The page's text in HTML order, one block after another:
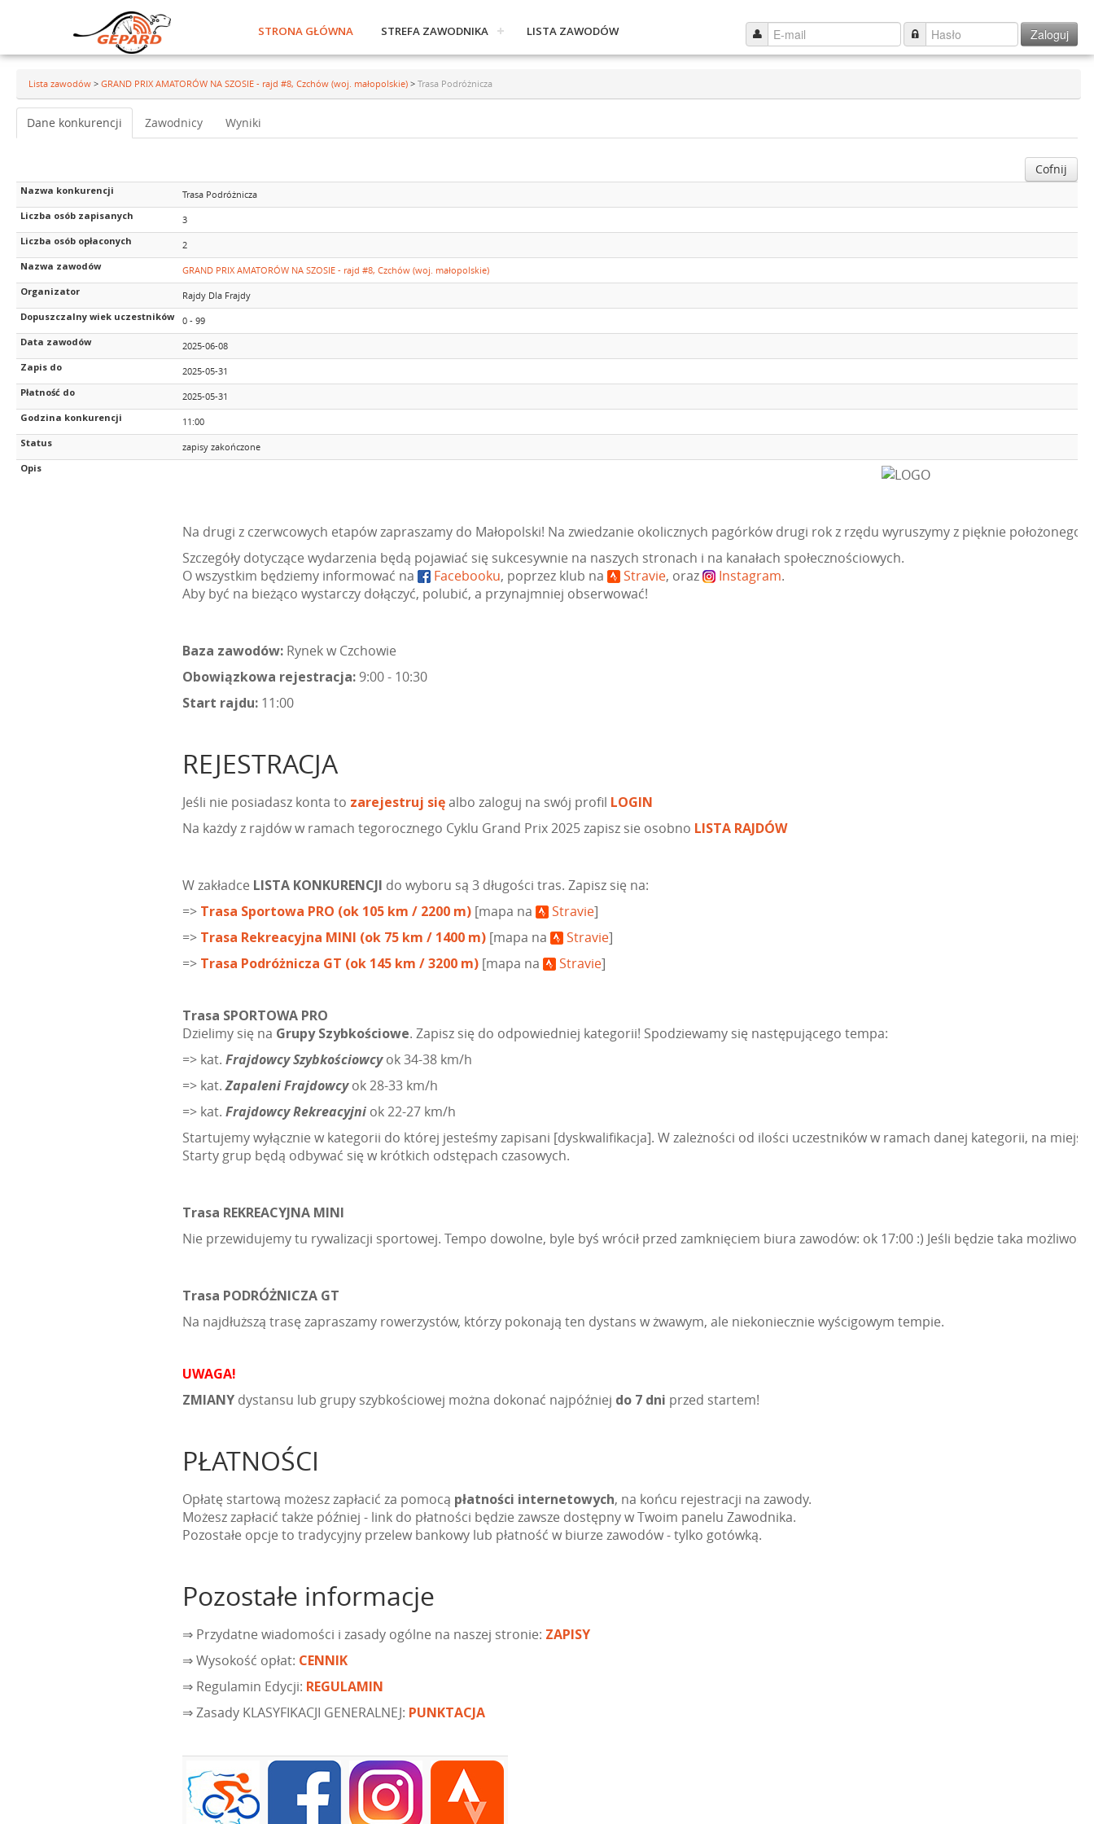
Zaloguj
STRONA GŁÓWNA STREFA ZAWODNIKA LISTA ZAWODÓW
Lista zawodów > GRAND PRIX AMATORÓW NA SZOSIE - rajd #8, Czchów (woj. małopolskie) > Trasa Podróżnicza
Dane konkurencji Zawodnicy Wyniki
Cofnij
Nazwa konkurencji
Trasa Podróżnicza
Liczba osób zapisanych
3
Liczba osób opłaconych
2
Nazwa zawodów
GRAND PRIX AMATORÓW NA SZOSIE - rajd #8, Czchów (woj. małopolskie)
Organizator
Rajdy Dla Frajdy
Dopuszczalny wiek uczestników
0 - 99
Data zawodów
2025-06-08
Zapis do
2025-05-31
Płatność do
2025-05-31
Godzina konkurencji
11:00
Status
zapisy zakończone
Opis
Na drugi z czerwcowych etapów zapraszamy do Małopolski! Na zwiedzanie okolicznych pagórków drugi rok z rzędu wyruszymy z pięknie położonego
Szczegóły dotyczące wydarzenia będą pojawiać się sukcesywnie na naszych stronach i na kanałach społecznościowych.
O wszystkim będziemy informować na
Facebooku, poprzez klub na Stravie, oraz Instagram.
Aby być na bieżąco wystarczy dołączyć, polubić, a przynajmniej obserwować!
Baza zawodów: Rynek w Czchowie
Obowiązkowa rejestracja: 9:00 - 10:30
Start rajdu: 11:00
REJESTRACJA
Jeśli nie posiadasz konta to zarejestruj sięalbo zaloguj na swój profil LOGIN
Na każdy z rajdów w ramach tegorocznego Cyklu Grand Prix 2025 zapisz sie osobno LISTA RAJDÓW
W zakładce LISTA KONKURENCJI do wyboru są 3 długości tras. Zapisz się na:
=> Trasa Sportowa PRO (ok 105 km / 2200 m) [mapa na Stravie]
=> Trasa Rekreacyjna MINI (ok 75 km / 1400 m) [mapa na Stravie]
=> Trasa Podróżnicza GT (ok 145 km / 3200 m) [mapa na Stravie]
Trasa SPORTOWA PRO
Dzielimy się na Grupy Szybkościowe. Zapisz się do odpowiedniej kategorii! Spodziewamy się następującego tempa:
=> kat. Frajdowcy Szybkościowcyok 34-38 km/h
=> kat.Zapaleni Frajdowcyok 28-33 km/h
=> kat. Frajdowcy Rekreacyjni ok 22-27 km/h
Startujemy wyłącznie w kategorii do której jesteśmy zapisani [dyskwalifikacja]. W zależności od ilości uczestników w ramach danej kategorii, na
Starty grup będą odbywać się w krótkich odstępach czasowych.
Trasa REKREACYJNA MINI
Nie przewidujemy tu rywalizacji sportowej. Tempo dowolne, byle byś wrócił przed zamknięciem biura zawodów: ok 17:00 :) Jeśli będzie taka możliwość
Trasa PODRÓŻNICZA GT
Na najdłuższą trasę zapraszamy rowerzystów, którzy pokonają ten dystans w żwawym, ale niekoniecznie wyścigowym tempie.
UWAGA!
ZMIANY dystansu lub grupy szybkościowej można dokonać najpóźniej do 7 dni przed startem!
PŁATNOŚCI
Opłatę startową możesz zapłacić za pomocą płatności internetowych, na końcu rejestracji na zawody.
Możesz zapłacić także później - link do płatności będzie zawsze dostępny w Twoim panelu Zawodnika.
Pozostałe opcje to tradycyjny przelew bankowy lub płatność w biurze zawodów - tylko gotówką.
Pozostałe informacje
⇒ Przydatne wiadomości i zasady ogólne na naszej stronie: ZAPISY
⇒ Wysokość opłat: CENNIK
⇒ Regulamin Edycji: REGULAMIN
⇒ Zasady KLASYFIKACJI GENERALNEJ: PUNKTACJA